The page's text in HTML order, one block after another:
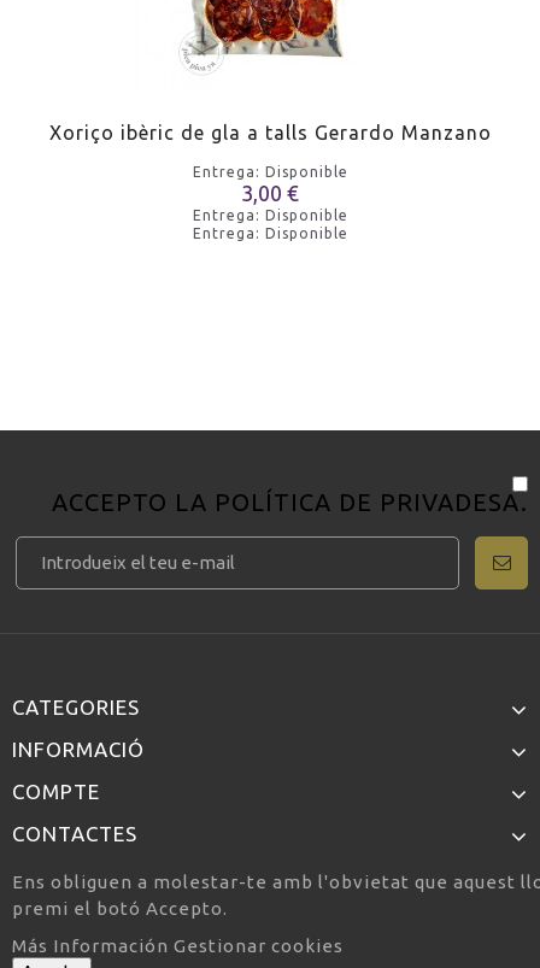
Xoriço ibèric de gla a talls Gerardo Manzano
Entrega: Disponible
3,00 €
Entrega: Disponible
Entrega: Disponible
ACCEPTO LA POLÍTICA DE PRIVADESA.
CATEGORIES
INFORMACIÓ
COMPTE
CONTACTES
Ens obliguen a molestar-te amb l'obvietat que aquest
premi el botó Accepto.
Más Información Gestionar cookies